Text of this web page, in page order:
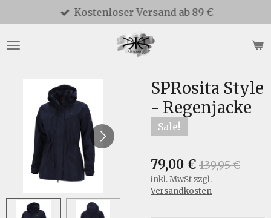
Hauptinhalt
springen
Kostenloser Versand ab 89 €
SPRosita Style
- Regenjacke
Sale!
79,00 € 139,95 €
inkl. MwSt zzgl.
Versandkosten